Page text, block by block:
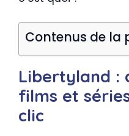
Contenus de la
Libertyland :
films et
clic